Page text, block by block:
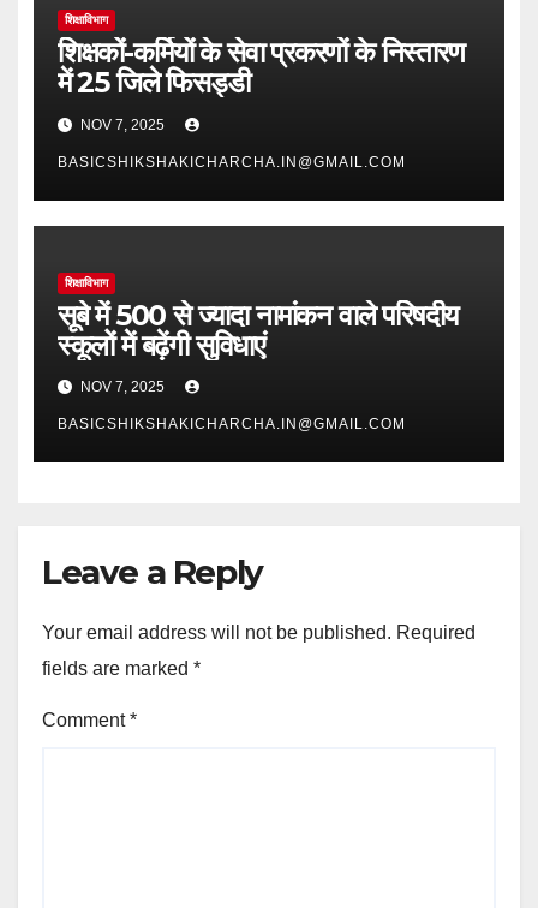
शिक्षाविभाग
शिक्षकों-कर्मियों के सेवा प्रकरणों के निस्तारण
में 25 जिले फिसड्डी
NOV 7, 2025
BASICSHIKSHAKICHARCHA.IN@GMAIL.COM
शिक्षाविभाग
सूबे में 500 से ज्यादा नामांकन वाले परिषदीय
स्कूलों में बढ़ेंगी सुविधाएं
NOV 7, 2025
BASICSHIKSHAKICHARCHA.IN@GMAIL.COM
Leave a Reply
Your email address will not be published. Required
fields are marked *
Comment*